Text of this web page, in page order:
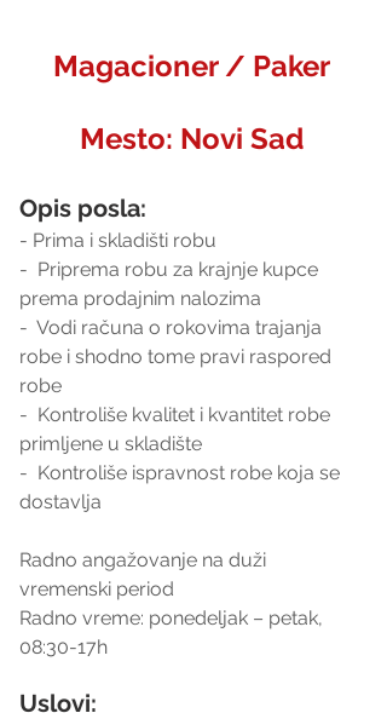
Magacioner / Paker
Mesto: Novi Sad
Opis posla:
- Prima i skladišti robu
-  Priprema robu za krajnje kupce
prema prodajnim nalozima
-  Vodi računa o rokovima trajanja
robe i shodno tome pravi raspored
robe
-  Kontroliše kvalitet i kvantitet robe
primljene u skladište
-  Kontroliše ispravnost robe koja se
dostavlja
Radno angažovanje na duži
vremenski period
Radno vreme: ponedeljak – petak,
08:30-17h
Uslovi: